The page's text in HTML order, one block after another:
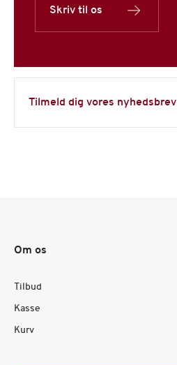
Tilmeld dig vores nyhedsbrev
Skriv til os
Om os
Tilbud
Kasse
Kurv